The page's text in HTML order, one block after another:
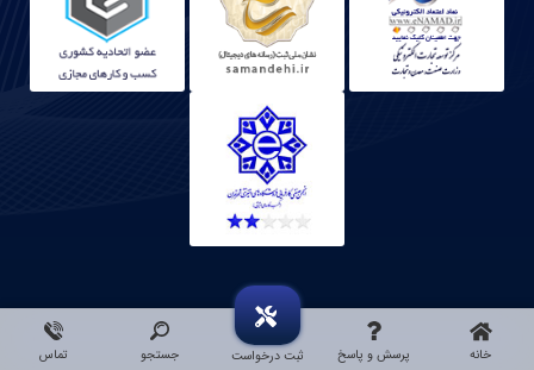
خانه پرسش و پاسخ ثبت درخواست جستجو تماس